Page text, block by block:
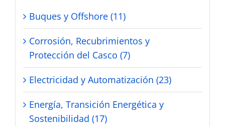
Buques y Offshore (11)
Corrosión, Recubrimientos y
Protección del Casco (7)
Electricidad y Automatización (23)
Energía, Transición Energética y
Sostenibilidad (17)